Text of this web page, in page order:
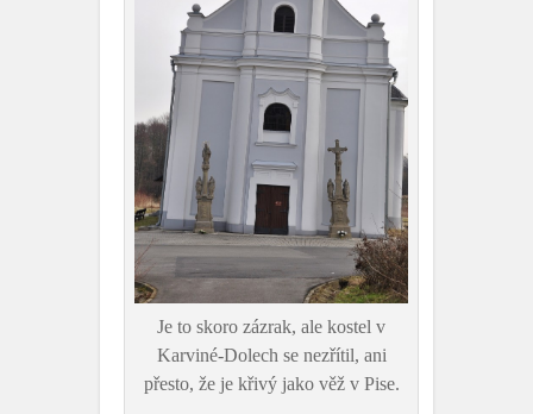
Je to skoro zázrak, ale kostel v
Karviné-Dolech se nezřítil, ani
přesto, že je křivý jako věž v Pise.